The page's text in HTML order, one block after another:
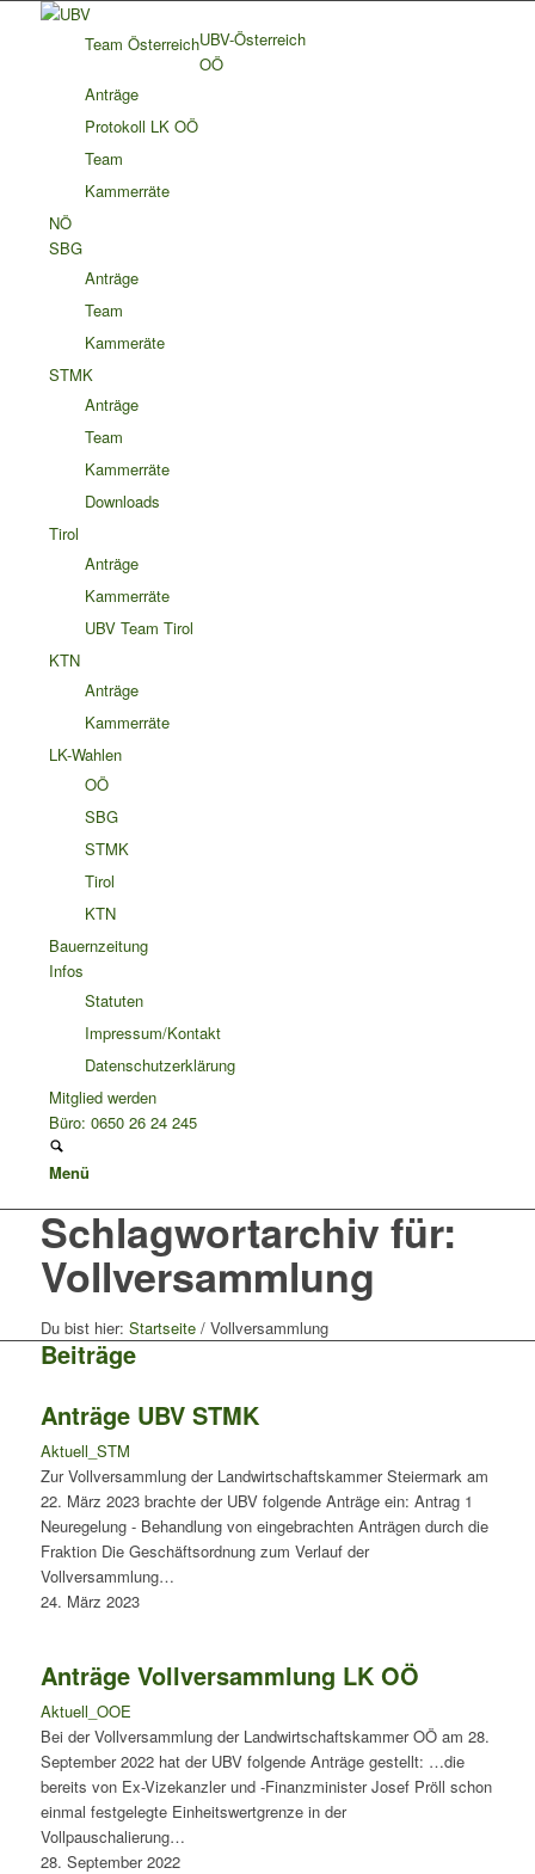
UBV-Österreich
Team Österreich
OÖ
Anträge
Protokoll LK OÖ
Team
Kammerräte
NÖ
SBG
Anträge
Team
Kammeräte
STMK
Anträge
Team
Kammerräte
Downloads
Tirol
Anträge
Kammerräte
UBV Team Tirol
KTN
Anträge
Kammerräte
LK-Wahlen
OÖ
SBG
STMK
Tirol
KTN
Bauernzeitung
Infos
Statuten
Impressum/Kontakt
Datenschutzerklärung
Mitglied werden
Büro: 0650 26 24 245
Menü
Schlagwortarchiv für:
Vollversammlung
Du bist hier: Startseite / Vollversammlung
Beiträge
Anträge UBV STMK
Aktuell_STM
Zur Vollversammlung der Landwirtschaftskammer Steiermark am
22. März 2023 brachte der UBV folgende Anträge ein: Antrag 1
Neuregelung - Behandlung von eingebrachten Anträgen durch die
Fraktion Die Geschäftsordnung zum Verlauf der
Vollversammlung…
24. März 2023
Anträge Vollversammlung LK OÖ
Aktuell_OOE
Bei der Vollversammlung der Landwirtschaftskammer OÖ am 28.
September 2022 hat der UBV folgende Anträge gestellt: …die
bereits von Ex-Vizekanzler und -Finanzminister Josef Pröll schon
einmal festgelegte Einheitswertgrenze in der
Vollpauschalierung…
28. September 2022